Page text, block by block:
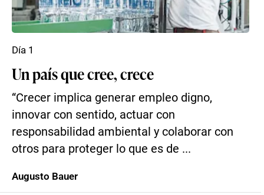
Un país que cree, crece
“Crecer implica generar empleo digno,
innovar con sentido, actuar con
responsabilidad ambiental y colaborar con
otros para proteger lo que es de ...
Día 1
Augusto Bauer